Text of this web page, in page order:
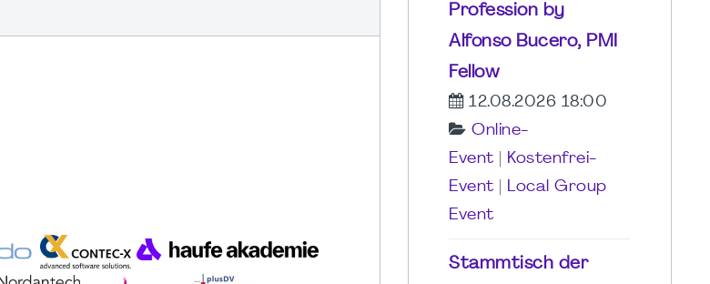
Profession by
Alfonso Bucero, PMI
Fellow
12.08.2026 18:00
Online-
Event
Kostenfrei-
Event
Local Group
Event
Stammtisch der